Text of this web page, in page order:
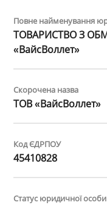
Повне найменування
ТОВАРИСТВО З
«ВайсВоллет»
Скорочена назва
ТОВ «ВайсВоллет»
Код ЄДРПОУ
45410828
Статус юридичної особи